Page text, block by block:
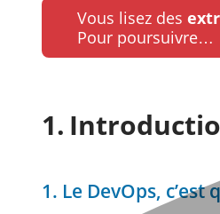
Vous lisez des
Pour poursuivre…
1. Le DevOps,